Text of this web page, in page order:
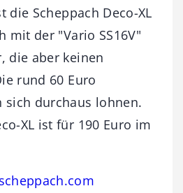
die Scheppach Deco-XL
mit der "Vario SS16V"
die aber keinen
rund 60 Euro
sich durchaus lohnen.
XL ist für 190 Euro im